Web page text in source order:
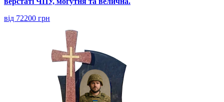
від 72200 грн